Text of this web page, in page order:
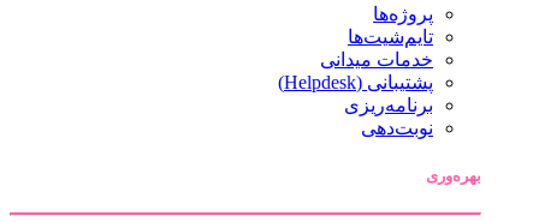
پروژه‌ها
تایم‌شیت‌ها
خدمات میدانی
پشتیبانی (Helpdesk)
برنامه‌ریزی
نوبت‌دهی
بهره‌وری